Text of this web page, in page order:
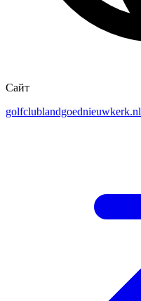
Сайт
golfclublandgoednieuwkerk.nl